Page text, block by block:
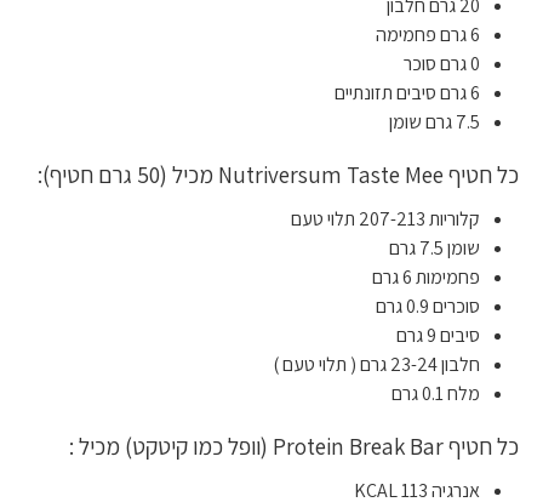
20 גרם חלבון
6 גרם פחמימה
0 גרם סוכר
6 גרם סיבים תזונתיים
7.5 גרם שומן
כל חטיף Nutriversum Taste Mee מכיל (50 גרם חטיף):
קלוריות 207-213 תלוי טעם
שומן 7.5 גרם
פחמימות 6 גרם
סוכרים 0.9 גרם
סיבים 9 גרם
חלבון 23-24 גרם ( תלוי טעם )
מלח 0.1 גרם
כל חטיף Protein Break Bar (וופל כמו קיטקט) מכיל :
אנרגיה 113 KCAL